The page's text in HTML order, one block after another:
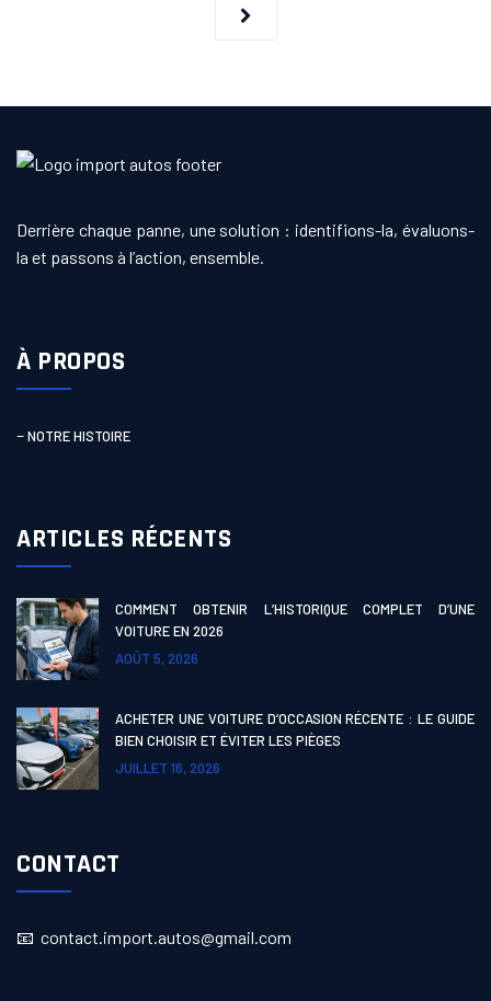
Derrière chaque panne, une solution : identifions-la, évaluons-
la et passons à l’action, ensemble.
À PROPOS
–NOTRE HISTOIRE
ARTICLES RÉCENTS
COMMENT OBTENIR L’HISTORIQUE COMPLET D’UNE
VOITURE EN 2026
AOÛT 5, 2026
ACHETER UNE VOITURE D’OCCASION RÉCENTE : LE GUIDE
BIEN CHOISIR ET ÉVITER LES PIÈGES
JUILLET 16, 2026
CONTACT
📧 contact.import.autos@gmail.com